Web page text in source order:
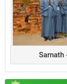
Sarnath